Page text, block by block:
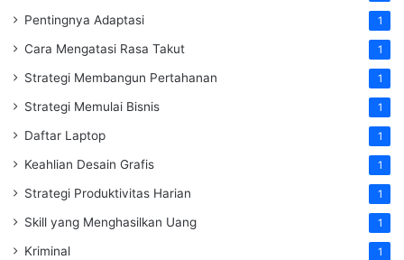
Pentingnya Adaptasi 1
Cara Mengatasi Rasa Takut 1
Strategi Membangun Pertahanan 1
Strategi Memulai Bisnis 1
Daftar Laptop 1
Keahlian Desain Grafis 1
Strategi Produktivitas Harian 1
Skill yang Menghasilkan Uang 1
Kriminal 1